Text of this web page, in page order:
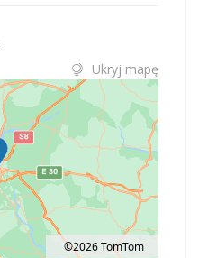
Ukryj mapę
©2026 TomTom